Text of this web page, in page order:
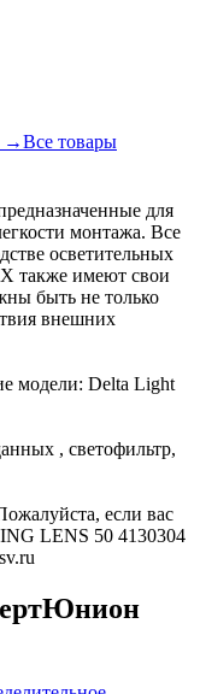
→Все товары
для
монтажа. Все
осветительных
также имеют свои
быть не только
внешних
модели: Delta Light
, светофильтр,
если вас
LENS 50 4130304